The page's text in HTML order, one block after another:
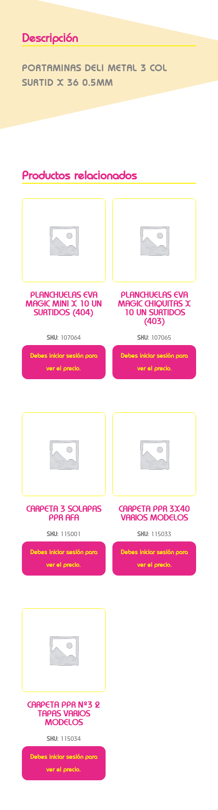
Descripción
PORTAMINAS DELI METAL 3 COL
SURTID X 36 0.5MM
Productos relacionados
PLANCHUELAS EVA
MAGIC MINI X 10 UN
SURTIDOS (404)
SKU: 107064
Debes iniciar sesión para
ver el precio.
PLANCHUELAS EVA
MAGIC CHIQUITAS X
10 UN SURTIDOS
(403)
SKU: 107065
Debes iniciar sesión para
ver el precio.
CARPETA 3 SOLAPAS
PPR AFA
SKU: 115001
Debes iniciar sesión para
ver el precio.
CARPETA PPR 3X40
VARIOS MODELOS
SKU: 115033
Debes iniciar sesión para
ver el precio.
CARPETA PPR Nº3 2
TAPAS VARIOS
MODELOS
SKU: 115034
Debes iniciar sesión para
ver el precio.